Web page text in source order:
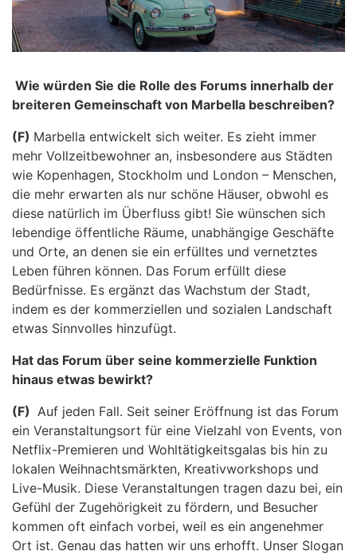
Wie würden Sie die Rolle des Forums innerhalb der
breiteren Gemeinschaft von Marbella beschreiben?
(F) Marbella entwickelt sich weiter. Es zieht immer
mehr Vollzeitbewohner an, insbesondere aus Städten
wie Kopenhagen, Stockholm und London – Menschen,
die mehr erwarten als nur schöne Häuser, obwohl es
diese natürlich im Überfluss gibt! Sie wünschen sich
lebendige öffentliche Räume, unabhängige Geschäfte
und Orte, an denen sie ein erfülltes und vernetztes
Leben führen können. Das Forum erfüllt diese
Bedürfnisse. Es ergänzt das Wachstum der Stadt,
indem es der kommerziellen und sozialen Landschaft
etwas Sinnvolles hinzufügt.
Hat das Forum über seine kommerzielle Funktion
hinaus etwas bewirkt?
(F) Auf jeden Fall. Seit seiner Eröffnung ist das Forum
ein Veranstaltungsort für eine Vielzahl von Events, von
Netflix-Premieren und Wohltätigkeitsgalas bis hin zu
lokalen Weihnachtsmärkten, Kreativworkshops und
Live-Musik. Diese Veranstaltungen tragen dazu bei, ein
Gefühl der Zugehörigkeit zu fördern, und Besucher
kommen oft einfach vorbei, weil es ein angenehmer
Ort ist. Genau das hatten wir uns erhofft. Unser Slogan